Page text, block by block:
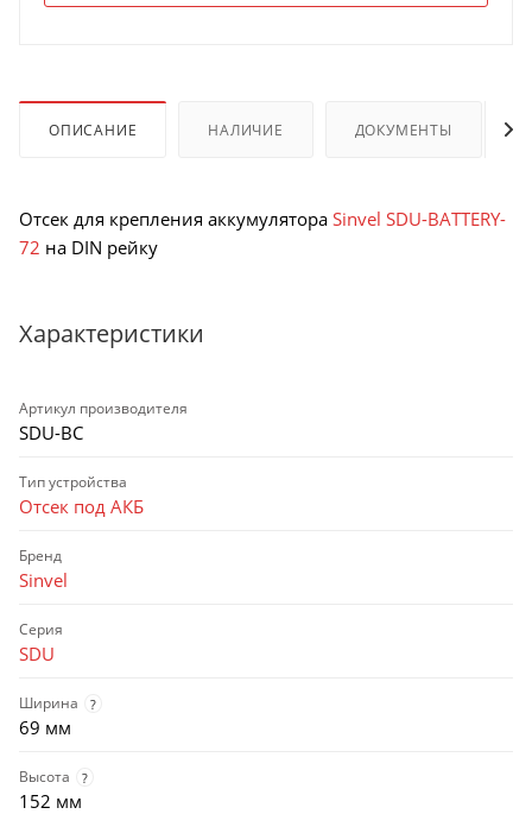
ОПИСАНИЕ НАЛИЧИЕ ДОКУМЕНТЫ
Отсек для крепления аккумулятора Sinvel SDU-BATTERY-
72 на DIN рейку
Характеристики
Артикул производителя
SDU-BC
Тип устройства
Отсек под АКБ
Бренд
Sinvel
Серия
SDU
Ширина ?
69 мм
Высота ?
152 мм